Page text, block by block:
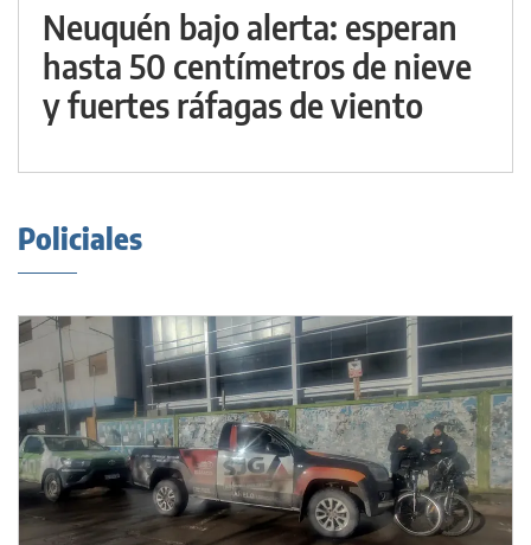
Neuquén bajo alerta: esperan
hasta 50 centímetros de nieve
y fuertes ráfagas de viento
Policiales